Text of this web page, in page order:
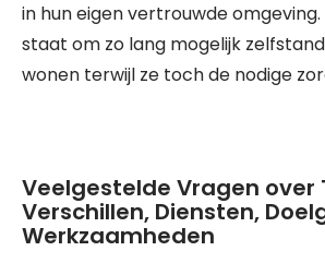
in hun eigen vertrouwde
staat om zo lang mogelijk
wonen terwijl ze toch de nodige
Veelgestelde Vragen over
Verschillen, Diensten,
Werkzaamheden